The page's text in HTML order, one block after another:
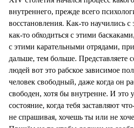
внутреннего, прежде всего
восстановления. Как-то научились
как-то обходиться с этими
с этими карательными отрядами,
дальше, тем больше. Представляете
людей вот это рабское зависимое
человек свободный, даже когда он
свободен, хотя бы внутренне. И это
состояние, когда тебя заставляют
не спрашивая, хочешь ты или не